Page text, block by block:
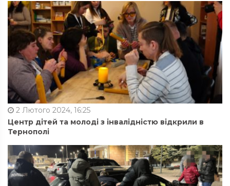
2 Лютого 2024, 16:25
Центр дітей та молоді з інвалідністю відкрили в
Тернополі